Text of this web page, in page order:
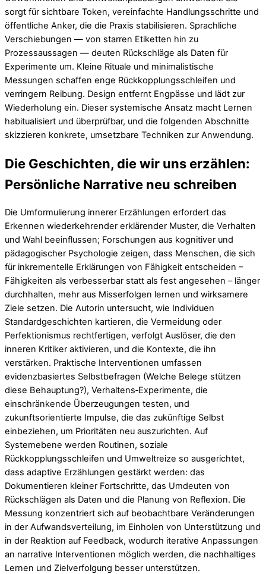
sorgt für sichtbare Token, vereinfachte Handlungsschritte und
öffentliche Anker, die die Praxis stabilisieren. Sprachliche
Verschiebungen — von starren Etiketten hin zu
Prozessaussagen — deuten Rückschläge als Daten für
Experimente um. Kleine Rituale und minimalistische
Messungen schaffen enge Rückkopplungsschleifen und
verringern Reibung. Design entfernt Engpässe und lädt zur
Wiederholung ein. Dieser systemische Ansatz macht Lernen
habitualisiert und überprüfbar, und die folgenden Abschnitte
skizzieren konkrete, umsetzbare Techniken zur Anwendung.
Die Geschichten, die wir uns erzählen:
Persönliche Narrative neu schreiben
Die Umformulierung innerer Erzählungen erfordert das
Erkennen wiederkehrender erklärender Muster, die Verhalten
und Wahl beeinflussen; Forschungen aus kognitiver und
pädagogischer Psychologie zeigen, dass Menschen, die sich
für inkrementelle Erklärungen von Fähigkeit entscheiden –
Fähigkeiten als verbesserbar statt als fest angesehen – länger
durchhalten, mehr aus Misserfolgen lernen und wirksamere
Ziele setzen. Die Autorin untersucht, wie Individuen
Standardgeschichten kartieren, die Vermeidung oder
Perfektionismus rechtfertigen, verfolgt Auslöser, die den
inneren Kritiker aktivieren, und die Kontexte, die ihn
verstärken. Praktische Interventionen umfassen
evidenzbasiertes Selbstbefragen (Welche Belege stützen
diese Behauptung?), Verhaltens‑Experimente, die
einschränkende Überzeugungen testen, und
zukunftsorientierte Impulse, die das zukünftige Selbst
einbeziehen, um Prioritäten neu auszurichten. Auf
Systemebene werden Routinen, soziale
Rückkopplungsschleifen und Umweltreize so ausgerichtet,
dass adaptive Erzählungen gestärkt werden: das
Dokumentieren kleiner Fortschritte, das Umdeuten von
Rückschlägen als Daten und die Planung von Reflexion. Die
Messung konzentriert sich auf beobachtbare Veränderungen
in der Aufwandsverteilung, im Einholen von Unterstützung und
in der Reaktion auf Feedback, wodurch iterative Anpassungen
an narrative Interventionen möglich werden, die nachhaltiges
Lernen und Zielverfolgung besser unterstützen.